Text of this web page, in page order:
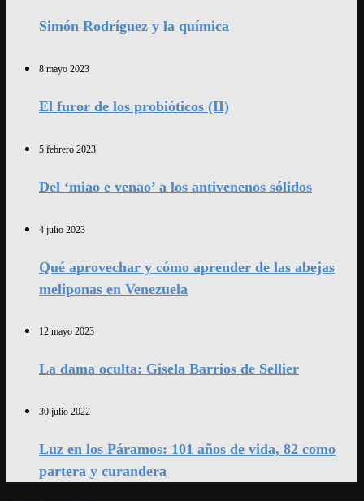
Simón Rodríguez y la química
8 mayo 2023
El furor de los probióticos (II)
5 febrero 2023
Del ‘miao e venao’ a los antivenenos sólidos
4 julio 2023
Qué aprovechar y cómo aprender de las abejas
meliponas en Venezuela
12 mayo 2023
La dama oculta: Gisela Barrios de Sellier
30 julio 2022
Luz en los Páramos: 101 años de vida, 82 como
partera y curandera